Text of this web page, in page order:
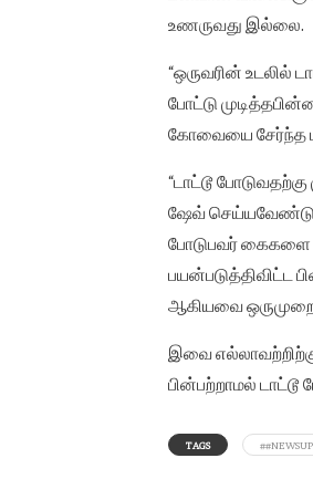
உணருவது இல்லை.
“ஒருவரின்
போட்டு
கோவையை சேர்ந்த
“டாட்டூ
ஷேவ்
போடுபவர்
பயன்படுத்திவிட்ட
ஆகியவை
இவை
பின்பற்றாமல் டாட்டூ
TAGS